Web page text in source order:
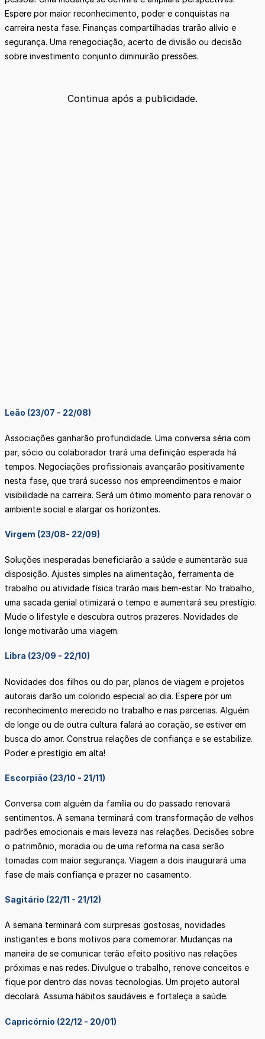
Espere por maior reconhecimento, poder e conquistas na
carreira nesta fase. Finanças compartilhadas trarão alívio e
segurança. Uma renegociação, acerto de divisão ou decisão
sobre investimento conjunto diminuirão pressões.
Continua após a publicidade.
Leão (23/07 - 22/08)
Associações ganharão profundidade. Uma conversa séria com
par, sócio ou colaborador trará uma definição esperada há
tempos. Negociações profissionais avançarão positivamente
nesta fase, que trará sucesso nos empreendimentos e maior
visibilidade na carreira. Será um ótimo momento para renovar o
ambiente social e alargar os horizontes.
Virgem (23/08- 22/09)
Soluções inesperadas beneficiarão a saúde e aumentarão sua
disposição. Ajustes simples na alimentação, ferramenta de
trabalho ou atividade física trarão mais bem-estar. No trabalho,
uma sacada genial otimizará o tempo e aumentará seu prestígio.
Mude o lifestyle e descubra outros prazeres. Novidades de
longe motivarão uma viagem.
Libra (23/09 - 22/10)
Novidades dos filhos ou do par, planos de viagem e projetos
autorais darão um colorido especial ao dia. Espere por um
reconhecimento merecido no trabalho e nas parcerias. Alguém
de longe ou de outra cultura falará ao coração, se estiver em
busca do amor. Construa relações de confiança e se estabilize.
Poder e prestígio em alta!
Escorpião (23/10 - 21/11)
Conversa com alguém da família ou do passado renovará
sentimentos. A semana terminará com transformação de velhos
padrões emocionais e mais leveza nas relações. Decisões sobre
o patrimônio, moradia ou de uma reforma na casa serão
tomadas com maior segurança. Viagem a dois inaugurará uma
fase de mais confiança e prazer no casamento.
Sagitário (22/11 - 21/12)
A semana terminará com surpresas gostosas, novidades
instigantes e bons motivos para comemorar. Mudanças na
maneira de se comunicar terão efeito positivo nas relações
próximas e nas redes. Divulgue o trabalho, renove conceitos e
fique por dentro das novas tecnologias. Um projeto autoral
decolará. Assuma hábitos saudáveis e fortaleça a saúde.
Capricórnio (22/12 - 20/01)